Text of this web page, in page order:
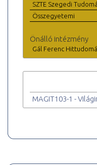
SZTE Szegedi
Összegyetemi
Önálló intézmény
Gál Ferenc
MAGIT103-1 -